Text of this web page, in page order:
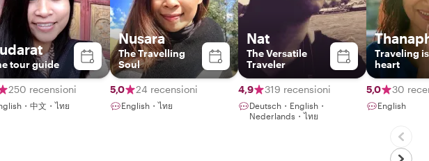
tour guide
250 recensioni
・中文・ไทย
Nusara
The Travelling
Soul
5,0 24 recensioni
English・ไทย
Nat
The Versatile
Traveler
4,9 319 recensioni
Deutsch・English・
Nederlands・ไทย
Traveling is
heart
5,0 30
English